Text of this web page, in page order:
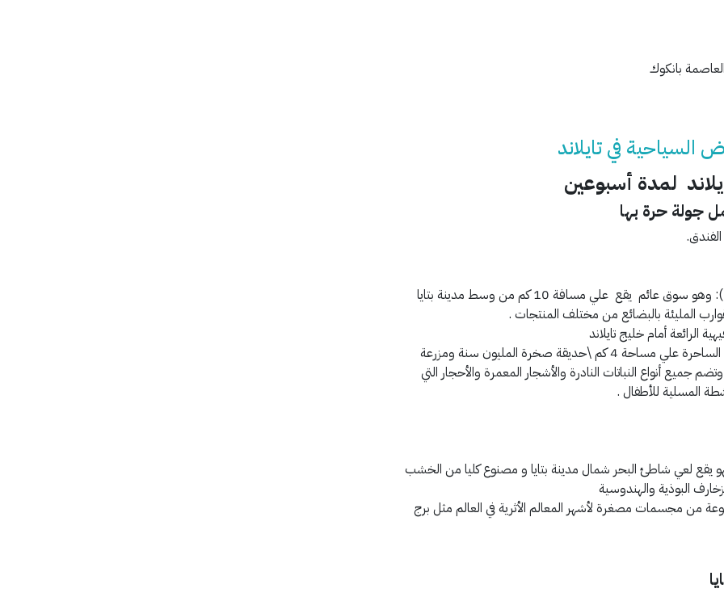
بانكوك
في تايلاند
لمدة أسبوعين
جولة حرة بها
السوق العائم في بتايا (Pattaya Floating Market): وهو سوق عائم يقع علي مسافة 10 كم من وسط مدينة بتايا
الرائعة أمام خليج تايلاند
حديقة نونج نوتش الاستوائية ورؤية المناظر الطبيعية الساحرة علي مساحة 4 كم \حديقة صخرة المليون سنة ومزرعة
تايلاند وتضم جميع أنواع النباتات النادرة والأشجار المعمرة والأحجار التي
المسلية للأطفال .
يقع لعي شاطئ البحر شمال مدينة بتايا و مصنوع كليا من الخشب
البوذية والهندوسية
من مجسمات مصغرة لأشهر المعالم الأثرية في العالم مثل برج